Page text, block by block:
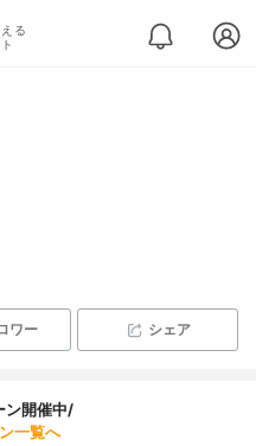
る
ワー シェア
ン開催中/
一覧へ